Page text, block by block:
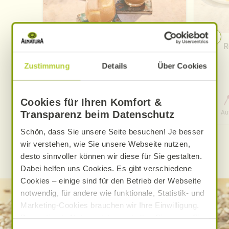
Zustimmung Details Über Cookies
Cookies für Ihren Komfort &
Transparenz beim Datenschutz
Schön, dass Sie unsere Seite besuchen! Je besser
wir verstehen, wie Sie unsere Webseite nutzen,
desto sinnvoller können wir diese für Sie gestalten.
Dabei helfen uns Cookies. Es gibt verschiedene
Cookies – einige sind für den Betrieb der Webseite
notwendig, für andere wie funktionale, Statistik- und
Marketing-Cookies brauchen wir Ihre Einwilligung.
Das optimale Nutzererlebnis erhalten Sie, wenn Sie
Aufwand
0 Std. 15 Min.
Gesamtzeit
WEITERE ALNATURA REZEPTE FINDEN